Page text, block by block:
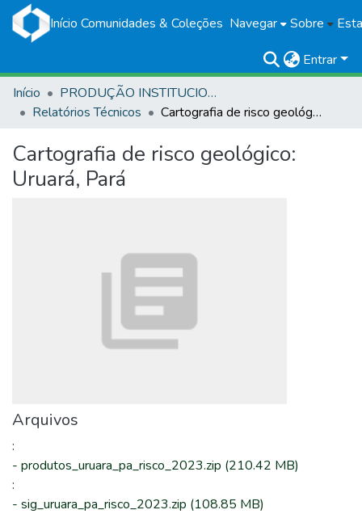
Início Comunidades & Coleções Navegar Sobre
Entrar
Início
PRODUÇÃO INSTITUCIONAL
Relatórios Técnicos
Cartografia de risco geológico: Uruará, Pará
Cartografia de risco geológico:
Uruará, Pará
Arquivos
:
- produtos_uruara_pa_risco_2023.zip (210.42 MB)
:
- sig_uruara_pa_risco_2023.zip (108.85 MB)